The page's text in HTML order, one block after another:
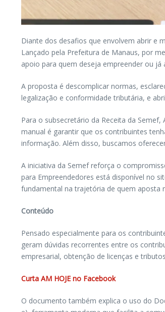
Diante dos desafios que envolvem abrir e
Lançado pela Prefeitura de Manaus, por
apoio para quem deseja empreender ou
A proposta é descomplicar normas,
legalização e conformidade tributária, e
Para o subsecretário da Receita da
manual é garantir que os contribuintes
informação. Além disso, buscamos
A iniciativa da Semef reforça o
para Empreendedores está disponível no
fundamental na trajetória de quem aposta
Conteúdo
Pensado especialmente para os
geram dúvidas recorrentes entre os
empresarial, obtenção de licenças e
Curta AM HOJE no Facebook
O documento também explica o uso do